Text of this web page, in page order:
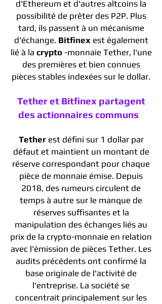
d'Ethereum et d'autres altcoins la
possibilité de prêter des P2P. Plus
tard, ils passent à un mécanisme
d'échange. Bitfinexest également
lié à la crypto-monnaie Tether, l'une
des premières et bien connues
pièces stables indexées sur le dollar.
Tether et Bitfinex partagent
des actionnaires communs
Tetherest défini sur 1 dollar par
défaut et maintient un montant de
réserve correspondant pour chaque
pièce de monnaie émise. Depuis
2018, des rumeurs circulent de
temps à autre sur le manque de
réserves suffisantes et la
manipulation des échanges liés au
prix de la crypto-monnaie en relation
avec l'émission de pièces Tether. Les
audits précédents ont confirmé la
base originale de l'activité de
l'entreprise. La société se
concentrait principalement sur les